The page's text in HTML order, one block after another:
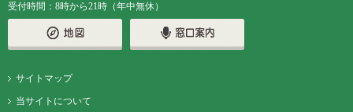
受付時間：8時から21時（年中無休）
サイトマップ
当サイトについて